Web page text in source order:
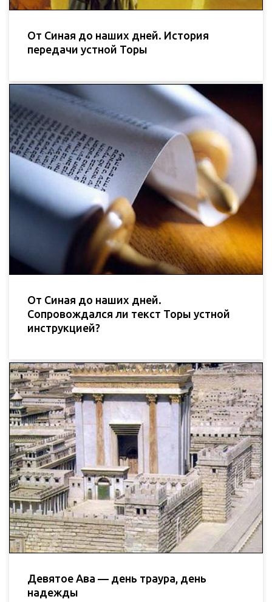
От Синая до наших дней. История
передачи устной Торы
От Синая до наших дней.
Сопровождался ли текст Торы устной
инструкцией?
Девятое Ава — день траура, день
надежды